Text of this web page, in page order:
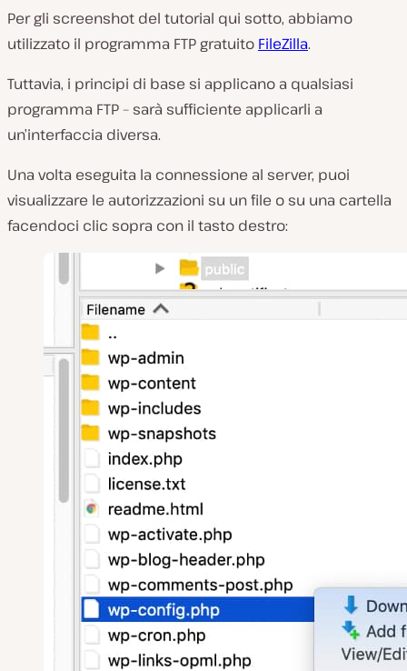
Per gli screenshot del tutorial qui sotto, abbiamo
utilizzato il programma FTP gratuito FileZilla.
Tuttavia, i principi di base si applicano a qualsiasi
programma FTP – sarà sufficiente applicarli a
un’interfaccia diversa.
Una volta eseguita la connessione al server, puoi
visualizzare le autorizzazioni su un file o su una cartella
facendoci clic sopra con il tasto destro: